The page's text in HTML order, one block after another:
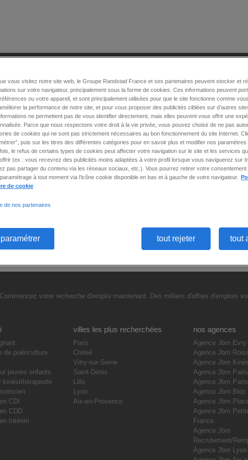
Toutes nos offres
Aucune offre ne correspond exactement à tous vos
Vous pouvez créer une alerte emailpour recevoir les
offres correspondant à ces critères, ouenvoyer votre
spontanée:
votre recherche d'emploi maintenant. Des milliers d'offres d'emplois
de puériculture
jeunes enfants
kinésithérapeute
CDI
CDD
Intérim
villes les plus recherchées
Paris
Créteil
Vitry-sur-Seine
Saint-Denis
Lille
Lyon
Aix-en-Provence
nos agences
Agence Jbm Evry
Agence Jbm
Agence Jbm
Agence Jbm
Agence Jbm Paris
Agence Jbm Bloc
Agence Jbm
Agence Jbm
France
Agence Jbm
Recrutement/
Agence Jbm Lyon
vous visitez notre site web, le Groupe Randstad France et ses partenaires peuvent stocker et
sur votre navigateur, principalement sous la forme de cookies. Ces informations peuvent
ou votre appareil, et sont principalement utilisées pour que le site fonctionne comme vous
la performance de notre site, et pour vous proposer des publicités ciblées sur d’autres
ne permettent pas de vous identifier directement, mais elles peuvent vous offrir une
Parce que nous respectons votre droit à la vie privée, vous pouvez choisir de ne pas
de cookies qui ne sont pas strictement nécessaires au bon fonctionnement du site Internet.
puis sur les titres des différentes catégories pour en savoir plus et modifier nos paramètres
le refus de certains types de cookies peut affecter votre navigation sur le site et les services
(ex : vous recevrez des publicités moins adaptées à votre profil lorsque vous naviguerez sur
pas partager du contenu via les réseaux sociaux, etc.). Vous pourrez retirer votre consentement
à tout moment via l’icône cookie disponible en bas et à gauche de votre navigateur.
de cookie
de nos partenaires
paramétrer tout rejeter tout